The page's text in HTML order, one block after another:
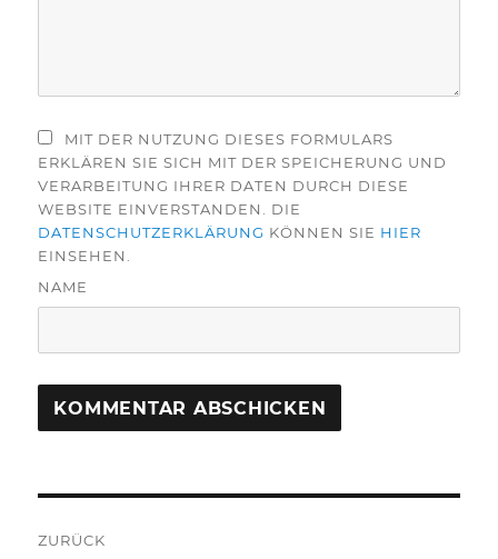
MIT DER NUTZUNG DIESES FORMULARS
ERKLÄREN SIE SICH MIT DER SPEICHERUNG UND
VERARBEITUNG IHRER DATEN DURCH DIESE
WEBSITE EINVERSTANDEN. DIE
DATENSCHUTZERKLÄRUNG KÖNNEN SIE HIER
EINSEHEN.
NAME
ZURÜCK